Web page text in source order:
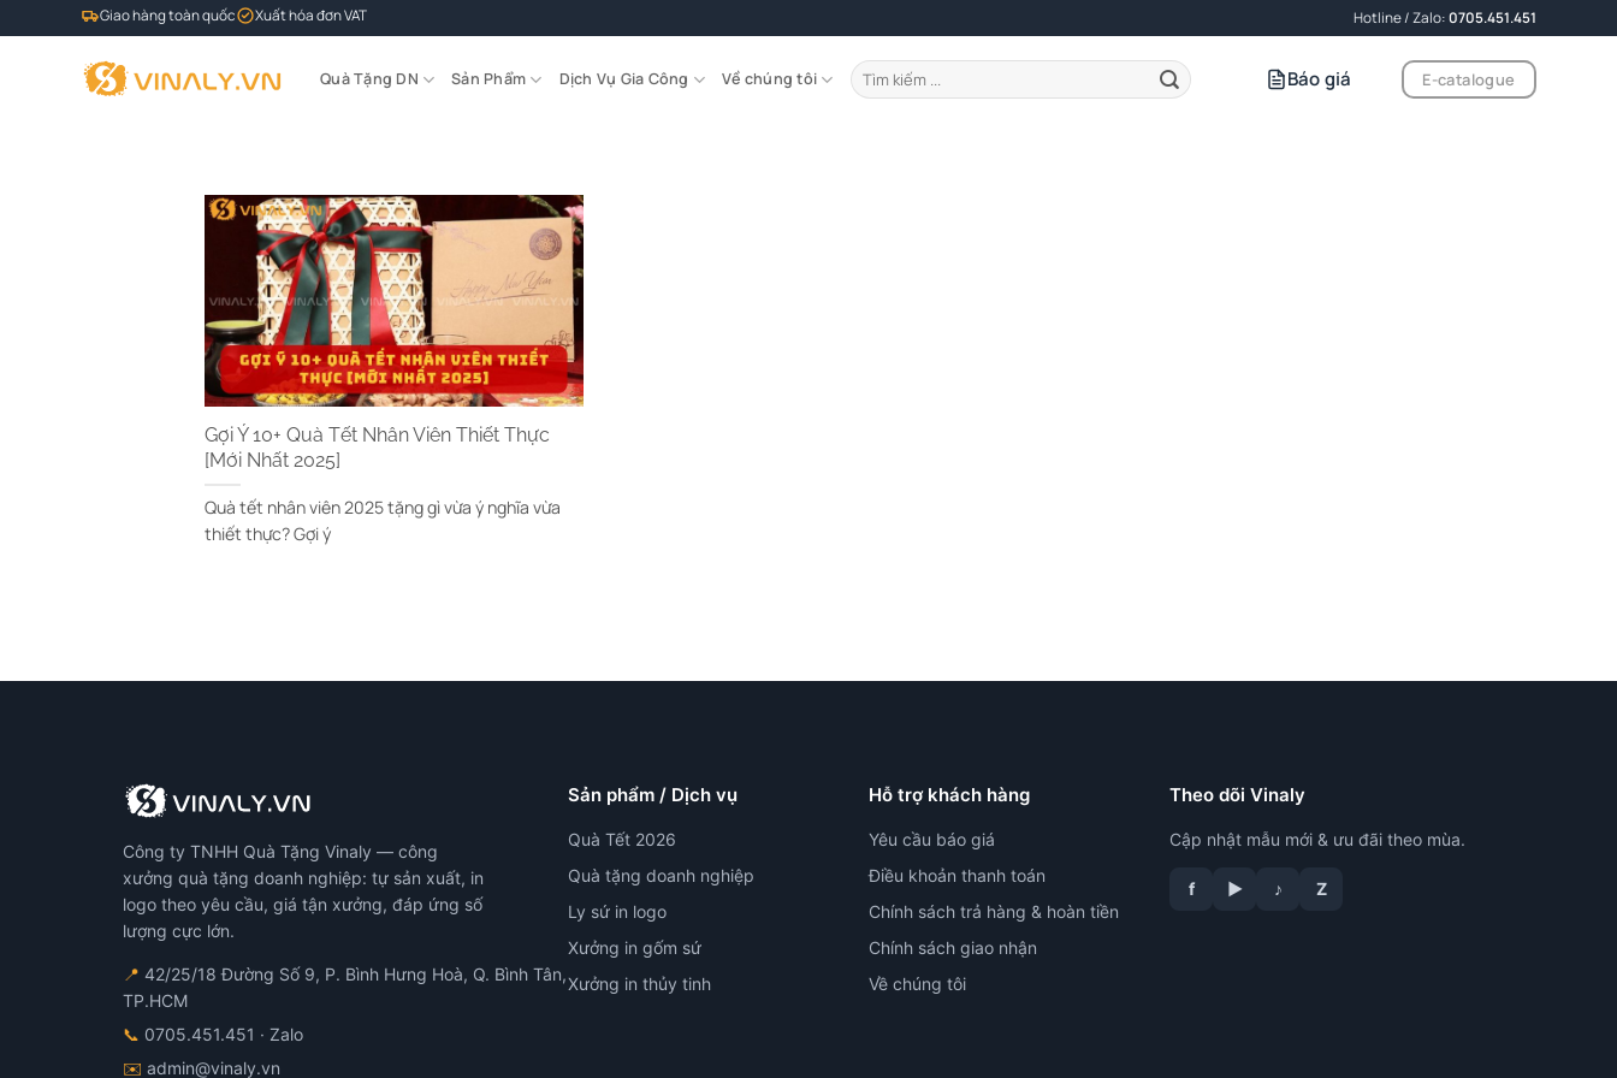
qua
Giao hàng toàn quốc Xuất hóa đơn VAT Hotline / Zalo:0705.451.451
Quà Tặng DN Sản Phẩm Dịch Vụ Gia Công Về chúng tôi
Tìm
kiếm:
Báo giá E-catalogue
Gợi Ý 10+ Quà Tết Nhân Viên Thiết Thực
[Mới Nhất 2025]
Quà tết nhân viên 2025 tặng gì vừa ý nghĩa vừa
thiết thực? Gợi ý
Công ty TNHH Quà Tặng Vinaly — công
xưởng quà tặng doanh nghiệp: tự sản xuất, in
logo theo yêu cầu, giá tận xưởng, đáp ứng số
lượng cực lớn.
📍 42/25/18 Đường Số 9, P. Bình Hưng Hoà, Q. Bình Tân,
TP.HCM
📞 0705.451.451 · Zalo
✉️ admin@vinaly.vn
Sản phẩm / Dịch vụ
Quà Tết 2026
Quà tặng doanh nghiệp
Ly sứ in logo
Xưởng in gốm sứ
Xưởng in thủy tinh
Hỗ trợ khách hàng
Yêu cầu báo giá
Điều khoản thanh toán
Chính sách trả hàng & hoàn tiền
Chính sách giao nhận
Về chúng tôi
Theo dõi Vinaly
Cập nhật mẫu mới & ưu đãi theo mùa.
f ▶ ♪ Z